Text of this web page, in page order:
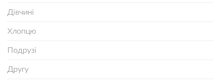
Дівчині
Хлопцю
Подрузі
Другу